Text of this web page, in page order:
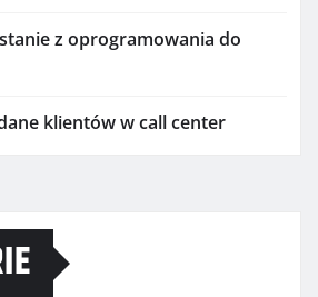
z oprogramowania do
klientów w call center